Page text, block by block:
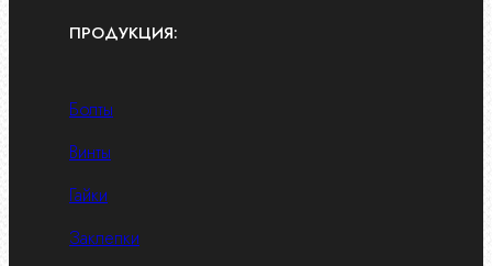
ПРОДУКЦИЯ:
Болты
Винты
Гайки
Заклепки